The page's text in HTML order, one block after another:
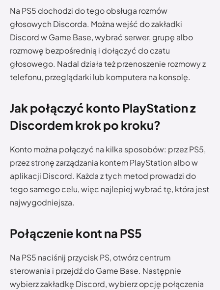
Na PS5 dochodzi do tego obsługa rozmów
głosowych Discorda. Można wejść do zakładki
Discord w Game Base, wybrać serwer, grupę albo
rozmowę bezpośrednią i dołączyć do czatu
głosowego. Nadal działa też przenoszenie rozmowy z
telefonu, przeglądarki lub komputera na konsolę.
Jak połączyć konto PlayStation z
Discordem krok po kroku?
Konto można połączyć na kilka sposobów: przez PS5,
przez stronę zarządzania kontem PlayStation albo w
aplikacji Discord. Każda z tych metod prowadzi do
tego samego celu, więc najlepiej wybrać tę, która jest
najwygodniejsza.
Połączenie kont na PS5
Na PS5 naciśnij przycisk PS, otwórz centrum
sterowania i przejdź do Game Base. Następnie
wybierz zakładkę Discord, wybierz opcję połączenia